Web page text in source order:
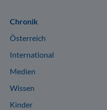
Chronik
Österreich
International
Medien
Wissen
Kinder